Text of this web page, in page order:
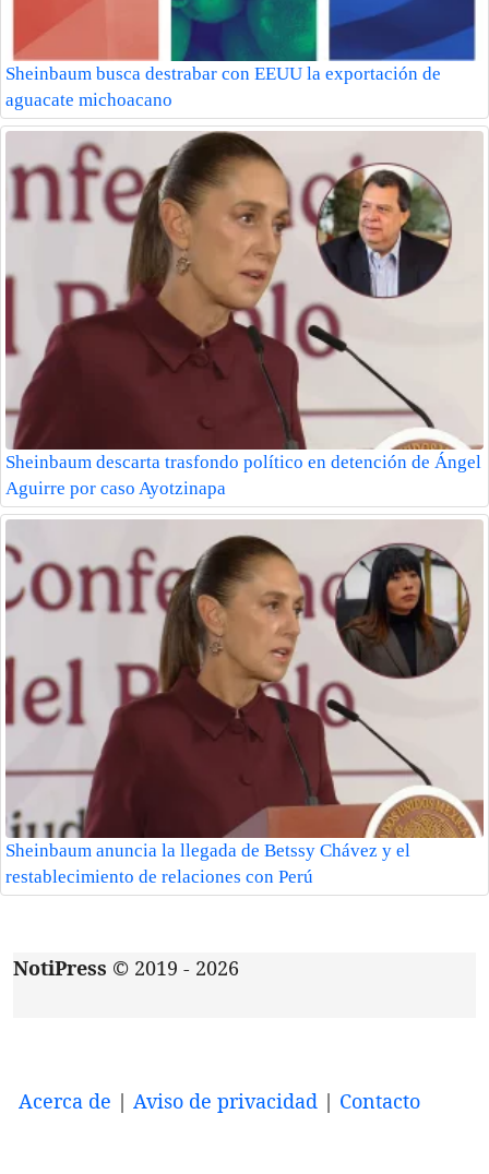
Sheinbaum busca destrabar con EEUU la exportación de
aguacate michoacano
Sheinbaum descarta trasfondo político en detención de Ángel
Aguirre por caso Ayotzinapa
Sheinbaum anuncia la llegada de Betssy Chávez y el
restablecimiento de relaciones con Perú
NotiPress © 2019 - 2026
Acerca de | Aviso de privacidad | Contacto